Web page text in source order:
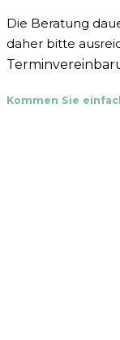
Die Beratung
daher bitte
Kommen Sie